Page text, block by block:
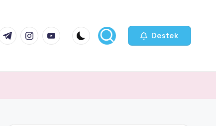
instagram.com
youtube.com Destek